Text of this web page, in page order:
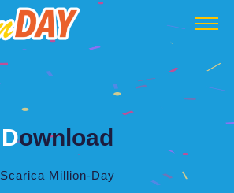
Download
Scarica Million-Day